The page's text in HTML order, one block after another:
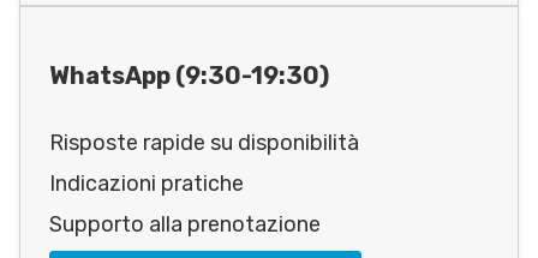
WhatsApp (9:30-19:30)
Risposte rapide su disponibilità
Indicazioni pratiche
Supporto alla prenotazione